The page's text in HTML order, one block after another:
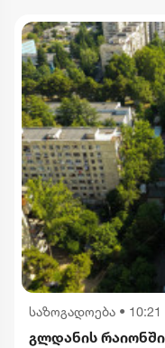
საზოგადოება • 10:21
გლდანის